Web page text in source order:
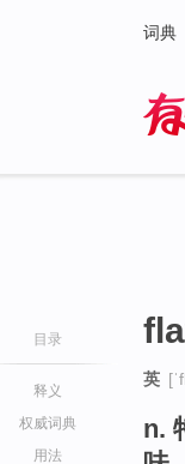
词典
目录
释义
权威词典
用法
英
n.